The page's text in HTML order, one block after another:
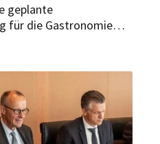
geplante
für die Gastronomie
Debatte um einen
die Länder für beendet
vom
CDU-
gewisse Bockigkeit.